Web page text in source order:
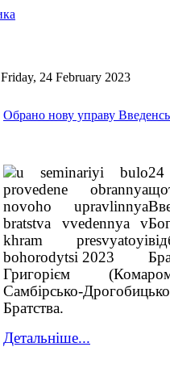
Friday, 24 February 2023
Обрано нову управу
Григорієм
Самбірсько-
Братства.
Детальніше...